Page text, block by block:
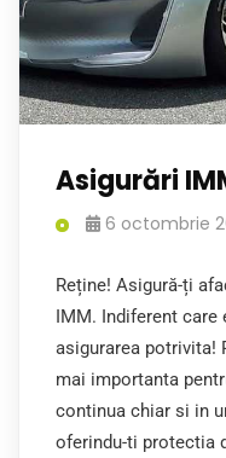
Asigurări
6 octombrie
Reține! Asigură-ți
IMM. Indiferent care
asigurarea potrivita!
mai importanta
continua chiar si in
oferindu-ti protectia